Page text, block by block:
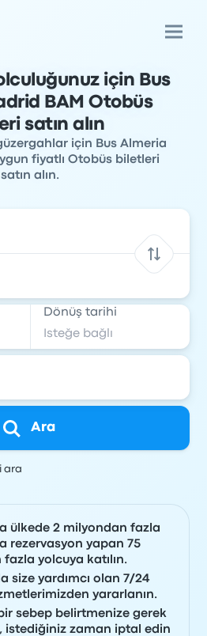
için Bus
BAM Otobüs
satın alın
için Bus Almeria
fiyatlı Otobüs biletleri
satın alın.
Dönüş tarihi
Ara
ara
ülkede 2 milyondan fazla
rezervasyon yapan 75
yolcuya katılın.
size yardımcı olan 7/24
yararlanın.
sebep belirtmenize gerek
istediğiniz zaman iptal edin